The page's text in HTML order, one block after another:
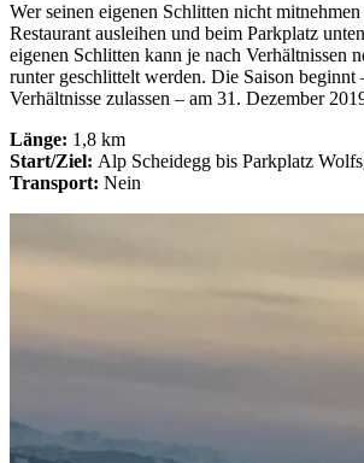
Wer seinen eigenen Schlitten nicht
Restaurant ausleihen und beim Parkplatz
eigenen Schlitten kann je nach Verhältnissen
runter geschlittelt werden. Die Saison beginnt
Verhältnisse zulassen – am 31. Dezember
Länge: 1,8 km
Start/Ziel: Alp Scheidegg bis Parkplatz
Transport: Nein